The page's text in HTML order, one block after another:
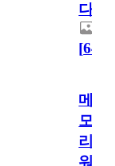
다.
[64
메
모
리
워